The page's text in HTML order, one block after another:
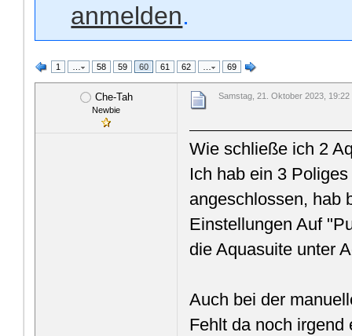
anmelden.
1 … 58 59 60 61 62 … 69
Che-Tah
Newbie
Samstag, 21. Oktober 2023, 19:22
Wie schließe ich 2
Ich hab ein 3
angeschlossen, hab
Einstellungen Auf
die Aquasuite unter
Auch bei der
Fehlt da noch